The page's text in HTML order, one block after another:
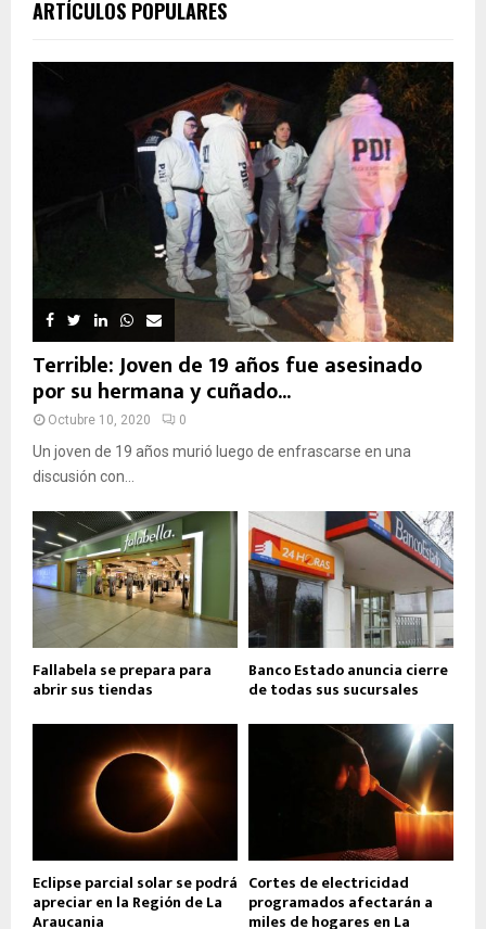
ARTÍCULOS POPULARES
Terrible: Joven de 19 años fue asesinado
por su hermana y cuñado...
Octubre 10, 2020 0
Un joven de 19 años murió luego de enfrascarse en una
discusión con...
Fallabela se prepara para
abrir sus tiendas
Banco Estado anuncia cierre
de todas sus sucursales
Eclipse parcial solar se podrá
apreciar en la Región de La
Araucania
Cortes de electricidad
programados afectarán a
miles de hogares en La